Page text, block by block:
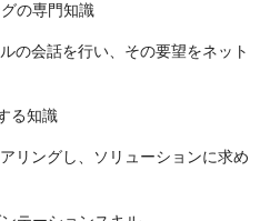
の専門知識
会話を行い、その要望をネット
る知識
ングし、ソリューションに求め